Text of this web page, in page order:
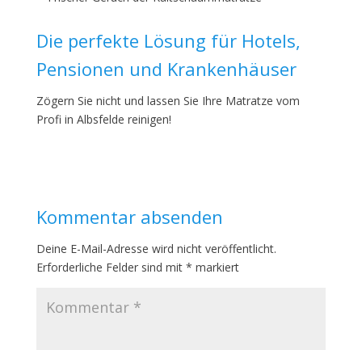
Die perfekte Lösung für Hotels,
Pensionen und Krankenhäuser
Zögern Sie nicht und lassen Sie Ihre Matratze vom
Profi in Albsfelde reinigen!
Kommentar absenden
Deine E-Mail-Adresse wird nicht veröffentlicht.
Erforderliche Felder sind mit * markiert